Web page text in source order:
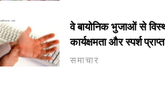
वे बायोनिक भुजाओं से
कार्यक्षमता और स्पर्श
समाचार